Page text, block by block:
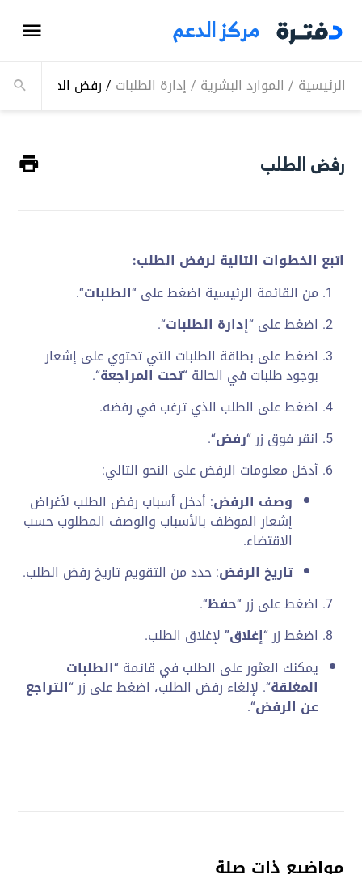
مركز الدعم
الرئيسية / الموارد البشرية /إدارة الطلبات /رفض الطلب
رفض الطلب
اتبع الخطوات التالية لرفض الطلب:
من القائمة الرئيسية اضغط على “الطلبات“.
اضغط على “إدارة الطلبات“.
اضغط على بطاقة الطلبات التي تحتوي على إشعار
بوجود طلبات في الحالة “تحت المراجعة“.
اضغط على الطلب الذي ترغب في رفضه.
انقر فوق زر “رفض“.
أدخل معلومات الرفض على النحو التالي:
وصف الرفض: أدخل أسباب رفض الطلب لأغراض
إشعار الموظف بالأسباب والوصف المطلوب حسب
الاقتضاء.
تاريخ الرفض: حدد من التقويم تاريخ رفض الطلب.
اضغط على زر “حفظ“.
اضغط زر “إغلاق” لإغلاق الطلب.
يمكنك العثور على الطلب في قائمة “الطلبات
المغلقة“. لإلغاء رفض الطلب، اضغط على زر “التراجع
عن الرفض“.
مواضيع ذات صلة